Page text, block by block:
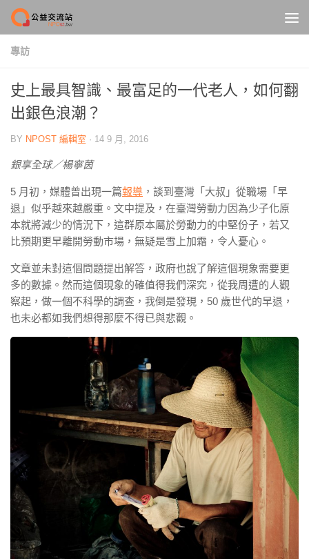
Skip to content
專訪
史上最具智識、最富足的一代老人，如何翻
出銀色浪潮？
BY NPOST 編輯室 · 14 9 月, 2016
銀享全球／楊寧茵
5 月初，媒體曾出現一篇報導 ，談到臺灣「大叔」從職場「早
退」似乎越來越嚴重。文中提及，在臺灣勞動力因為少子化原
本就將減少的情況下，這群原本屬於勞動力的中堅份子，若又
比預期更早離開勞動市場，無疑是雪上加霜，令人憂心。
文章並未對這個問題提出解答，政府也說了解這個現象需要更
多的數據。然而這個現象的確值得我們深究，從我周遭的人觀
察起，做一個不科學的調查，我倒是發現，50 歲世代的早退，
也未必都如我們想得那麼不得已與悲觀。